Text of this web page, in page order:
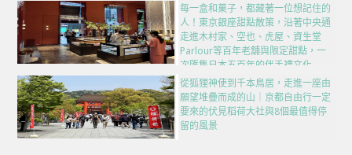
每一盒和菓子，都藏著一位想記住的
人！東京銀座甜點散策，沿著中央通
走進木村家、空也、虎屋、資生堂
Parlour等百年老舖與限定甜點，一
次匯集日本五百年的伴手禮文化
從狐狸神使到千本鳥居，走進一座由
願望堆疊而成的山｜京都自由行一定
要來的伏見稻荷大社與8個最值得停
留的風景